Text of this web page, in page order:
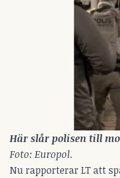
Här slår polisen till
Foto: Europol.
Nu rapporterar LT att